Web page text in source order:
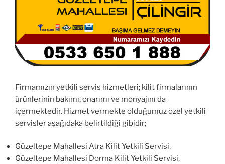
Firmamızın yetkili servis hizmetleri; kilit firmalarının
ürünlerinin bakımı, onarımı ve monyajını da
içermektedir. Hizmet vermekte olduğumuz özel yetkili
servisler aşağıdaka belirtildiği gibidir;
Güzeltepe Mahallesi Atra Kilit Yetkili Servisi,
Güzeltepe Mahallesi Dorma Kilit Yetkili Servisi,